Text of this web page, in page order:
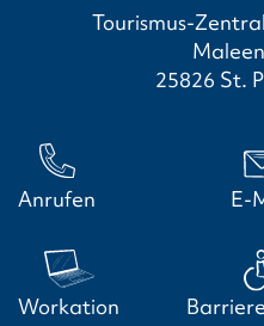
Tourismus-
25826 St.
Anrufen E-
Workation